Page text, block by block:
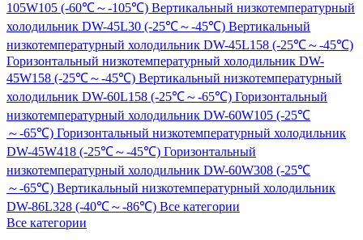
105W105 (-60℃～-105℃) Вертикальный низкотемпературный
холодильник DW-45L30 (-25℃～-45℃) Вертикальный
низкотемпературный холодильник DW-45L158 (-25℃～-45℃)
Горизонтальный низкотемпературный холодильник DW-
45W158 (-25℃～-45℃) Вертикальный низкотемпературный
холодильник DW-60L158 (-25℃～-65℃) Горизонтальный
низкотемпературный холодильник DW-60W105 (-25℃
～-65℃) Горизонтальный низкотемпературный холодильник
DW-45W418 (-25℃～-45℃) Горизонтальный
низкотемпературный холодильник DW-60W308 (-25℃
～-65℃) Вертикальный низкотемпературный холодильник
DW-86L328 (-40℃～-86℃) Все категории
Все категории